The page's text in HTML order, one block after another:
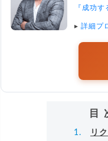
『成功す
▸ 詳細プ
目
リ